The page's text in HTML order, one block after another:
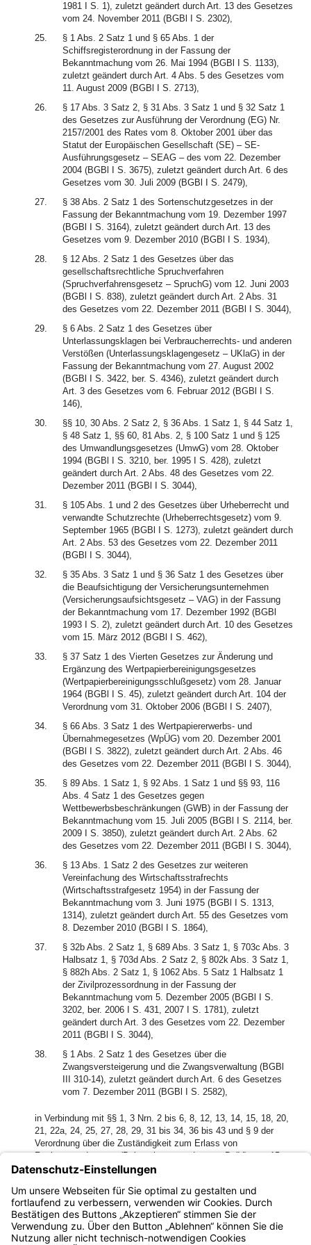
1981 I S. 1), zuletzt geändert durch Art. 13 des Gesetzes
vom 24. November 2011 (BGBl I S. 2302),
25.
§ 1 Abs. 2 Satz 1 und § 65 Abs. 1 der
Schiffsregisterordnung in der Fassung der
Bekanntmachung vom 26. Mai 1994 (BGBl I S. 1133),
zuletzt geändert durch Art. 4 Abs. 5 des Gesetzes vom
11. August 2009 (BGBl I S. 2713),
26.
§ 17 Abs. 3 Satz 2, § 31 Abs. 3 Satz 1 und § 32 Satz 1
des Gesetzes zur Ausführung der Verordnung (EG) Nr.
2157/2001 des Rates vom 8. Oktober 2001 über das
Statut der Europäischen Gesellschaft (SE) – SE-
Ausführungsgesetz – SEAG – des vom 22. Dezember
2004 (BGBl I S. 3675), zuletzt geändert durch Art. 6 des
Gesetzes vom 30. Juli 2009 (BGBl I S. 2479),
27.
§ 38 Abs. 2 Satz 1 des Sortenschutzgesetzes in der
Fassung der Bekanntmachung vom 19. Dezember 1997
(BGBl I S. 3164), zuletzt geändert durch Art. 13 des
Gesetzes vom 9. Dezember 2010 (BGBl I S. 1934),
28.
§ 12 Abs. 2 Satz 1 des Gesetzes über das
gesellschaftsrechtliche Spruchverfahren
(Spruchverfahrensgesetz – SpruchG) vom 12. Juni 2003
(BGBl I S. 838), zuletzt geändert durch Art. 2 Abs. 31
des Gesetzes vom 22. Dezember 2011 (BGBl I S. 3044),
29.
§ 6 Abs. 2 Satz 1 des Gesetzes über
Unterlassungsklagen bei Verbraucherrechts- und anderen
Verstößen (Unterlassungsklagengesetz – UKlaG) in der
Fassung der Bekanntmachung vom 27. August 2002
(BGBl I S. 3422, ber. S. 4346), zuletzt geändert durch
Art. 3 des Gesetzes vom 6. Februar 2012 (BGBl I S.
146),
30.
§§ 10, 30 Abs. 2 Satz 2, § 36 Abs. 1 Satz 1, § 44 Satz 1,
§ 48 Satz 1, §§ 60, 81 Abs. 2, § 100 Satz 1 und § 125
des Umwandlungsgesetzes (UmwG) vom 28. Oktober
1994 (BGBl I S. 3210, ber. 1995 I S. 428), zuletzt
geändert durch Art. 2 Abs. 48 des Gesetzes vom 22.
Dezember 2011 (BGBl I S. 3044),
31.
§ 105 Abs. 1 und 2 des Gesetzes über Urheberrecht und
verwandte Schutzrechte (Urheberrechtsgesetz) vom 9.
September 1965 (BGBl I S. 1273), zuletzt geändert durch
Art. 2 Abs. 53 des Gesetzes vom 22. Dezember 2011
(BGBl I S. 3044),
32.
§ 35 Abs. 3 Satz 1 und § 36 Satz 1 des Gesetzes über
die Beaufsichtigung der Versicherungsunternehmen
(Versicherungsaufsichtsgesetz – VAG) in der Fassung
der Bekanntmachung vom 17. Dezember 1992 (BGBl
1993 I S. 2), zuletzt geändert durch Art. 10 des Gesetzes
vom 15. März 2012 (BGBl I S. 462),
33.
§ 37 Satz 1 des Vierten Gesetzes zur Änderung und
Ergänzung des Wertpapierbereinigungsgesetzes
(Wertpapierbereinigungsschlußgesetz) vom 28. Januar
1964 (BGBl I S. 45), zuletzt geändert durch Art. 104 der
Verordnung vom 31. Oktober 2006 (BGBl I S. 2407),
34.
§ 66 Abs. 3 Satz 1 des Wertpapiererwerbs- und
Übernahmegesetzes (WpÜG) vom 20. Dezember 2001
(BGBl I S. 3822), zuletzt geändert durch Art. 2 Abs. 46
des Gesetzes vom 22. Dezember 2011 (BGBl I S. 3044),
35.
§ 89 Abs. 1 Satz 1, § 92 Abs. 1 Satz 1 und §§ 93, 116
Abs. 4 Satz 1 des Gesetzes gegen
Wettbewerbsbeschränkungen (GWB) in der Fassung der
Bekanntmachung vom 15. Juli 2005 (BGBl I S. 2114, ber.
2009 I S. 3850), zuletzt geändert durch Art. 2 Abs. 62
des Gesetzes vom 22. Dezember 2011 (BGBl I S. 3044),
36.
§ 13 Abs. 1 Satz 2 des Gesetzes zur weiteren
Vereinfachung des Wirtschaftsstrafrechts
(Wirtschaftsstrafgesetz 1954) in der Fassung der
Bekanntmachung vom 3. Juni 1975 (BGBl I S. 1313,
1314), zuletzt geändert durch Art. 55 des Gesetzes vom
8. Dezember 2010 (BGBl I S. 1864),
37.
§ 32b Abs. 2 Satz 1, § 689 Abs. 3 Satz 1, § 703c Abs. 3
Halbsatz 1, § 703d Abs. 2 Satz 2, § 802k Abs. 3 Satz 1,
§ 882h Abs. 2 Satz 1, § 1062 Abs. 5 Satz 1 Halbsatz 1
der Zivilprozessordnung in der Fassung der
Bekanntmachung vom 5. Dezember 2005 (BGBl I S.
3202, ber. 2006 I S. 431, 2007 I S. 1781), zuletzt
geändert durch Art. 3 des Gesetzes vom 22. Dezember
2011 (BGBl I S. 3044),
38.
§ 1 Abs. 2 Satz 1 des Gesetzes über die
Zwangsversteigerung und die Zwangsverwaltung (BGBl
III 310-14), zuletzt geändert durch Art. 6 des Gesetzes
vom 7. Dezember 2011 (BGBl I S. 2582),
in Verbindung mit §§ 1, 3 Nrn. 2 bis 6, 8, 12, 13, 14, 15, 18, 20,
21, 22a, 24, 25, 27, 28, 29, 31 bis 34, 36 bis 43 und § 9 der
Verordnung über die Zuständigkeit zum Erlass von
Rechtsverordnungen (Delegationsverordnung – DelV) vom 15.
Juni 2004 (GVBl. S. 239, BayRS 103-2-S), zuletzt geändert
erlässt das Bayerische Staatsministerium der Justiz und für
Verbraucherschutz folgende Verordnung: